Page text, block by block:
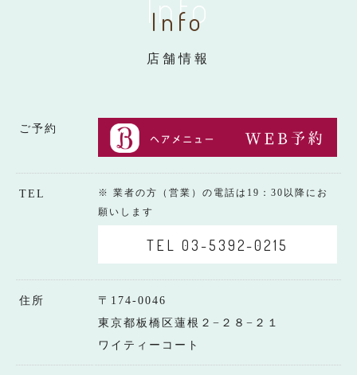
Info
Info
店舗情報
ご予約
TEL
※ 業者の方（営業）の電話は19：30以降にお
願いします
TEL 03-5392-0215
住所
〒174-0046
東京都板橋区蓮根２−２８−２１
ワイティーコート